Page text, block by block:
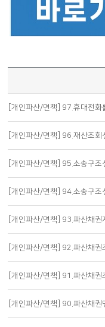
[개인파산/면책] 97.휴대전화
[개인파산/면책] 96.재산조회
[개인파산/면책] 95.소송구조
[개인파산/면책] 94.소송구조
[개인파산/면책] 93.파산채권
[개인파산/면책] 92.파산채권
[개인파산/면책] 91.파산채권
[개인파산/면책] 90.파산채권